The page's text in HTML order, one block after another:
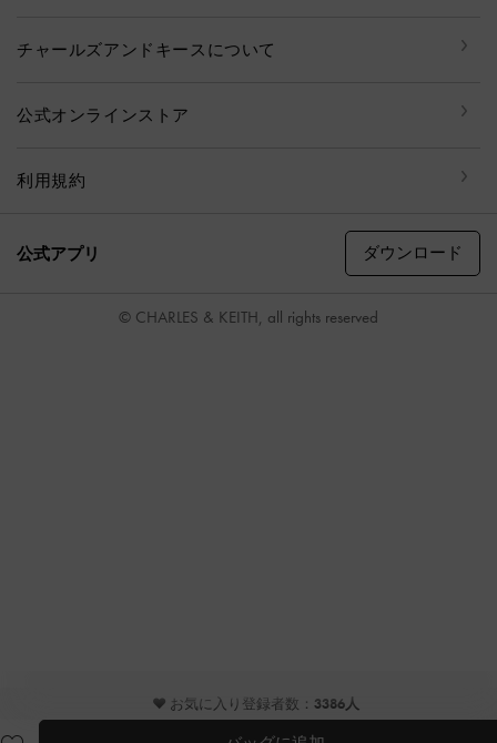
♥ お気に入り登録者数： 3386人
チャールズアンドキースについて
公式オンラインストア
利用規約
公式アプリ ダウンロード
© CHARLES & KEITH, all rights reserved